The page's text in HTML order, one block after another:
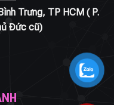
Trưng, TP HCM ( P.
Đức cũ)